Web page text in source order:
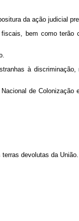
da ação judicial
bem como terão
à discriminação,
de Colonização
devolutas da União.